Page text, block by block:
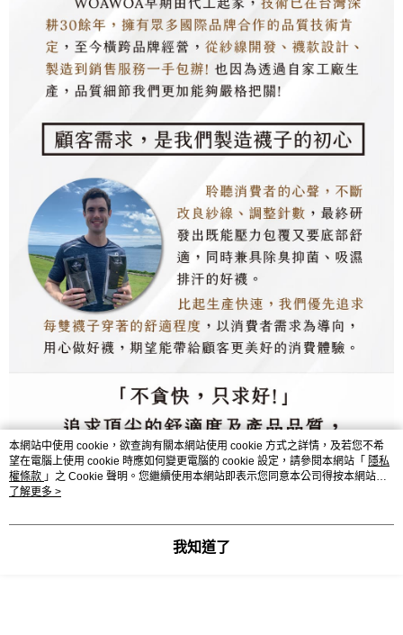
本網站中使用 cookie，欲查詢有關本網站使用 cookie 方式之詳情，及若您不希
望在電腦上使用 cookie 時應如何變更電腦的 cookie 設定，請參閱本網站「 隱私
權條款 」之 Cookie 聲明。您繼續使用本網站即表示您同意本公司得按本網站使
用條款之 Cookie 聲明使用 cookie。
了解更多 >
我知道了